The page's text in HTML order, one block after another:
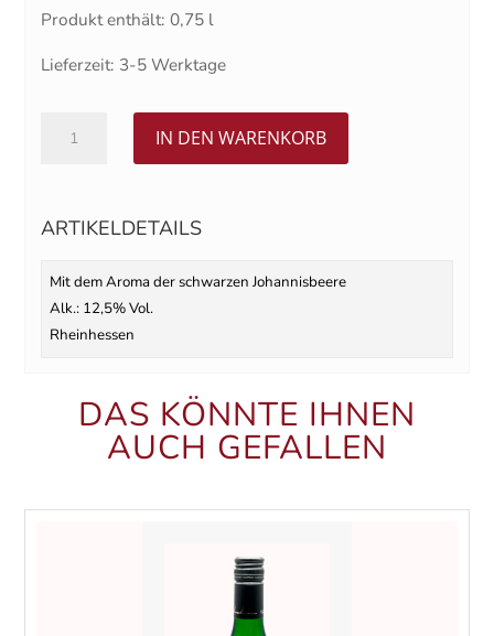
Produkt enthält: 0,75 l
Lieferzeit: 3-5 Werktage
Menge
IN DEN WARENKORB
ARTIKELDETAILS
Mit dem Aroma der schwarzen Johannisbeere
Alk.: 12,5% Vol.
Rheinhessen
DAS KÖNNTE IHNEN
AUCH GEFALLEN